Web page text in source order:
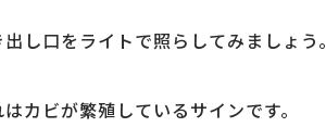
し口をライトで照らしてみましょう。
カビが繁殖しているサインです。